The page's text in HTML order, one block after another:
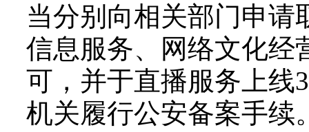
当分别向相关部门申请
信息服务、网络文化经
可，并于直播服务上线
机关履行公安备案手续